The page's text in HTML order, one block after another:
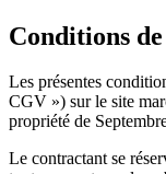
Conditions
Les présentes
CGV ») sur le site
propriété de
Le contractant se